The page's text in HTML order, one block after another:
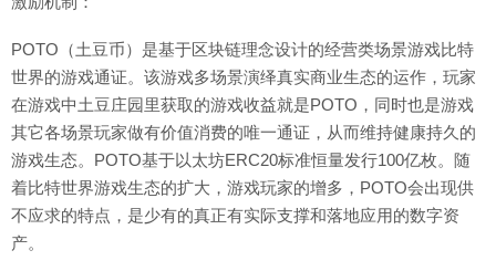
POTO（土豆币）是基于区块链理念设计的经营类场景游戏比特
世界的游戏通证。该游戏多场景演绎真实商业生态的运作，玩家
在游戏中土豆庄园里获取的游戏收益就是POTO，同时也是游戏
其它各场景玩家做有价值消费的唯一通证，从而维持健康持久的
游戏生态。POTO基于以太坊ERC20标准恒量发行100亿枚。随
着比特世界游戏生态的扩大，游戏玩家的增多，POTO会出现供
不应求的特点，是少有的真正有实际支撑和落地应用的数字资
产。